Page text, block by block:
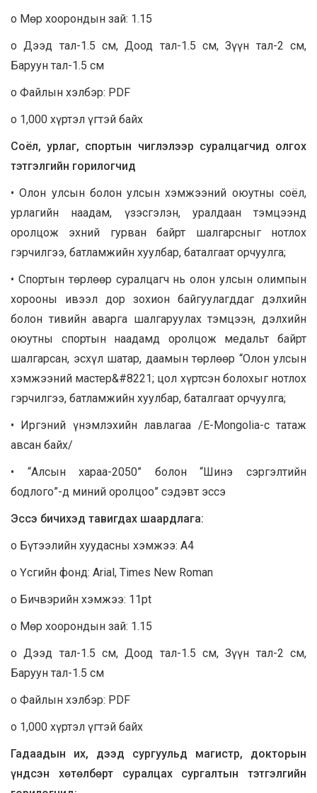
o Мөр хоорондын зай: 1.15
o Дээд тал-1.5 см, Доод тал-1.5 см, Зүүн тал-2 см,
Баруун тал-1.5 см
o Файлын хэлбэр: PDF
o 1,000 хүртэл үгтэй байх
Соёл, урлаг, спортын чиглэлээр суралцагчид олгох
тэтгэлгийн горилогчид
• Олон улсын болон улсын хэмжээний оюутны соёл,
урлагийн наадам, үзэсгэлэн, уралдаан тэмцээнд
оролцож эхний гурван байрт шалгарсныг нотлох
гэрчилгээ, батламжийн хуулбар, баталгаат орчуулга;
• Спортын төрлөөр суралцагч нь олон улсын олимпын
хорооны ивээл дор зохион байгуулагддаг дэлхийн
болон тивийн аварга шалгаруулах тэмцээн, дэлхийн
оюутны спортын наадамд оролцож медальт байрт
шалгарсан, эсхүл шатар, даамын төрлөөр “Олон улсын
хэмжээний мастер&#8221; цол хүртсэн болохыг нотлох
гэрчилгээ, батламжийн хуулбар, баталгаат орчуулга;
• Иргэний үнэмлэхийн лавлагаа /E-Mongolia-с татаж
авсан байх/
• “Алсын хараа-2050” болон “Шинэ сэргэлтийн
бодлого”-д миний оролцоо” сэдэвт эссэ
Эссэ бичихэд тавигдах шаардлага:
o Бүтээлийн хуудасны хэмжээ: А4
o Үсгийн фонд: Arial, Times New Roman
o Бичвэрийн хэмжээ: 11pt
o Мөр хоорондын зай: 1.15
o Дээд тал-1.5 см, Доод тал-1.5 см, Зүүн тал-2 см,
Баруун тал-1.5 см
o Файлын хэлбэр: PDF
o 1,000 хүртэл үгтэй байх
Гадаадын их, дээд сургуульд магистр, докторын
үндсэн хөтөлбөрт суралцах сургалтын тэтгэлгийн